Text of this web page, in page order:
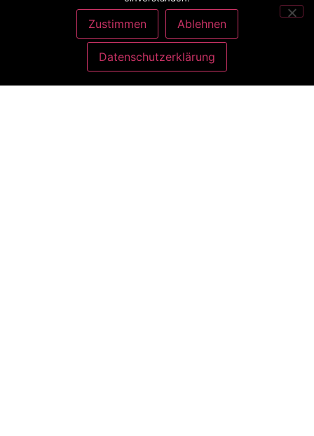
Zustimmen Ablehnen
Datenschutzerklärung